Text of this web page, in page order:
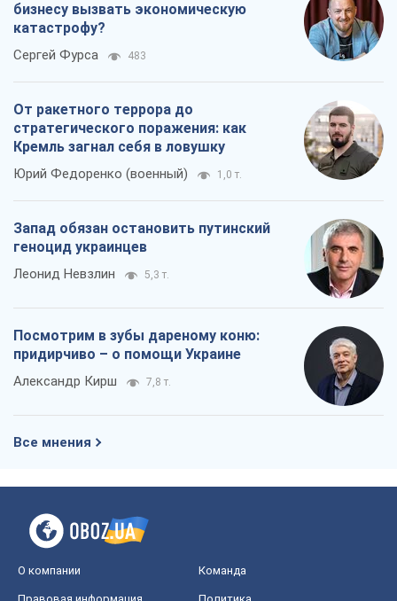
бизнесу вызвать экономическую
катастрофу?
Сергей Фурса 483
От ракетного террора до
стратегического поражения: как
Кремль загнал себя в ловушку
Юрий Федоренко (военный) 1,0 т.
Запад обязан остановить путинский
геноцид украинцев
Леонид Невзлин 5,3 т.
Посмотрим в зубы дареному коню:
придирчиво – о помощи Украине
Александр Кирш 7,8 т.
Все мнения
О компании Команда